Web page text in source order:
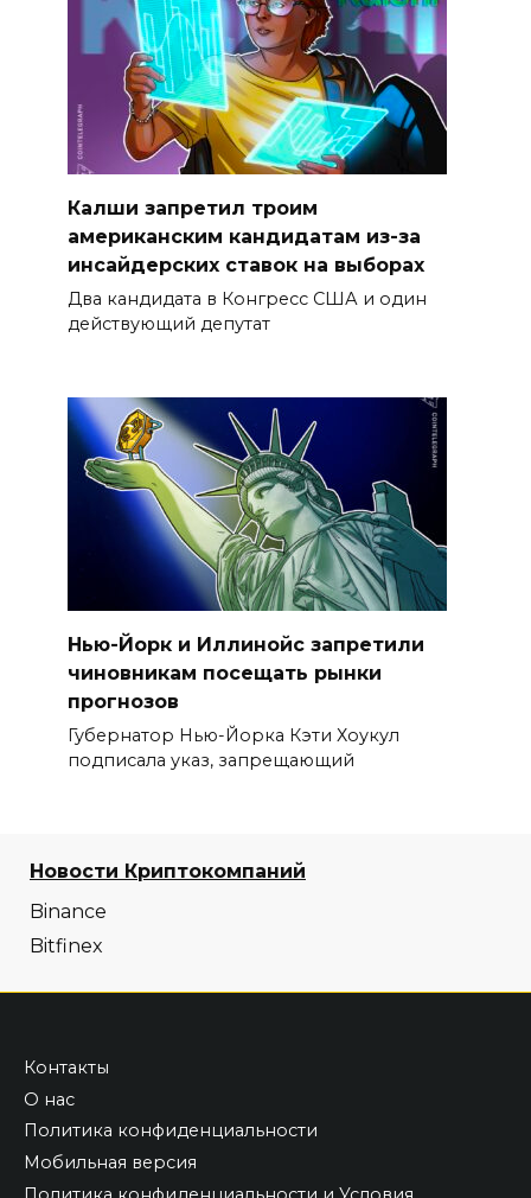
Калши запретил троим
американским кандидатам из-за
инсайдерских ставок на выборах
Два кандидата в Конгресс США и один
действующий депутат
Нью-Йорк и Иллинойс запретили
чиновникам посещать рынки
прогнозов
Губернатор Нью-Йорка Кэти Хоукул
подписала указ, запрещающий
Новости Криптокомпаний
Binance
Bitfinex
Контакты
О нас
Политика конфиденциальности
Мобильная версия